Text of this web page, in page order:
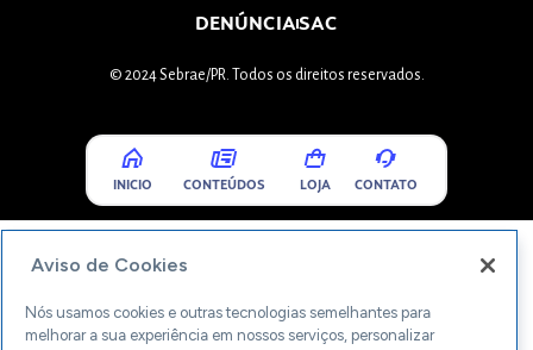
DENÚNCIASAC
© 2024 Sebrae/PR. Todos os direitos reservados.
INICIO CONTEÚDOS LOJA CONTATO
Aviso de Cookies
Nós usamos cookies e outras tecnologias semelhantes para
melhorar a sua experiência em nossos serviços, personalizar